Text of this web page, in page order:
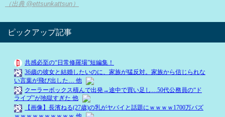
（出典 @ettsunkattsun）
ピックアップ記事